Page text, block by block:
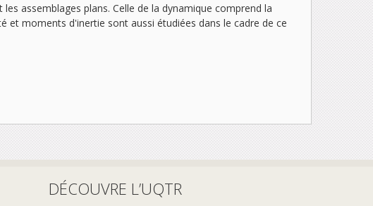
assemblages plans. Celle de la dynamique comprend la
et moments d'inertie sont aussi étudiées dans le cadre de ce
DÉCOUVRE L’UQTR